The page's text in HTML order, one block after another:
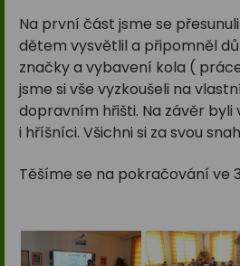
Na první část jsme se
dětem vysvětlil a připomněl
značky a vybavení kola (
jsme si vše vyzkoušeli na
dopravním hřišti. Na závěr
i hříšníci. Všichni si za svou
Těšíme se na pokračování ve